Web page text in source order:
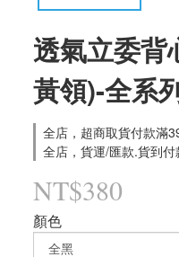
透氣立委背
黃領)-全系
全店，超商取貨付款滿
全店，貨運/匯款.貨到
NT$380
顏色